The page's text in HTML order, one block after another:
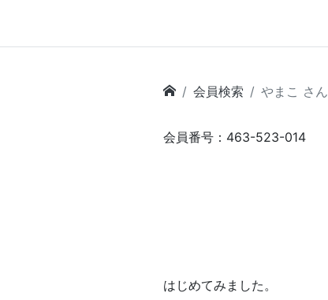
会員検索 やまこ さん
会員番号：463-523-014
はじめてみました。